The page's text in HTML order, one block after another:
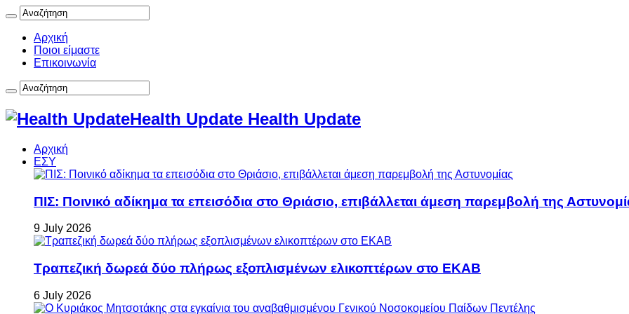
Αρχική
Ποιοι είμαστε
Επικοινωνία
Health Update Health Update
Αρχική
ΕΣΥ
ΠΙΣ: Ποινικό αδίκημα τα επεισόδια στο Θριάσιο, επιβάλλεται άμεση παρεμβολή της
9 July 2026
Τραπεζική δωρεά δύο πλήρως εξοπλισμένων ελικοπτέρων στο ΕΚΑΒ
6 July 2026